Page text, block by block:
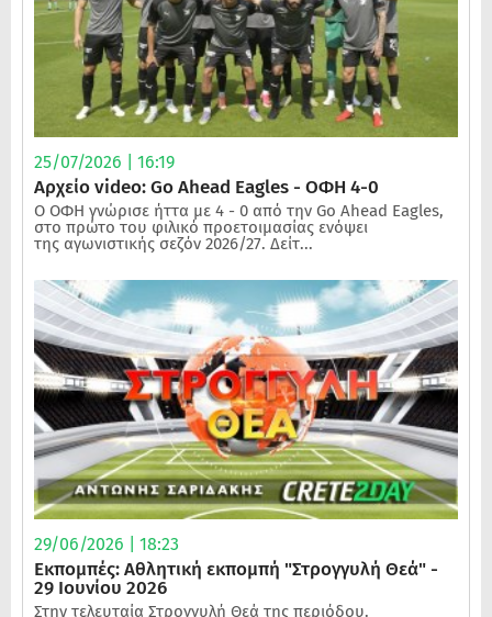
25/07/2026 | 16:19
Αρχείο video: Go Ahead Eagles - ΟΦΗ 4-0
Ο ΟΦΗ γνώρισε ήττα με 4 - 0 από την Go Ahead Eagles,
στο πρώτο του φιλικό προετοιμασίας ενόψει
της αγωνιστικής σεζόν 2026/27. Δείτ...
29/06/2026 | 18:23
Εκπομπές: Αθλητική εκπομπή "Στρογγυλή Θεά" -
29 Ιουνίου 2026
Στην τελευταία Στρογγυλή Θεά της περιόδου.